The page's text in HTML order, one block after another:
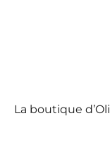
La boutique d’Oli